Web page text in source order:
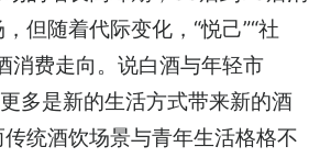
但随着代际变化，“悦己”“社
消费走向。说白酒与年轻市
多是新的生活方式带来新的酒
统酒饮场景与青年生活格格不